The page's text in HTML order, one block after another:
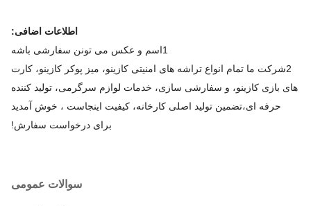
اطلاعات اضافی:
1اسم و عکس می تونن سفارشی باشه
2شرکت ما تمام انواع تراشه های امنیتی کازینو، میز پوکر کازینو، کارت
های بازی کازینو، و سفارشی سازی، خدمات لوازم سرگرمی، تولید کننده
حرفه ای،تضمین تولید اصلی کارخانه، کیفیت اینجاست ، خوش آمدید
برای درخواست سفارش!
سوالات عمومی